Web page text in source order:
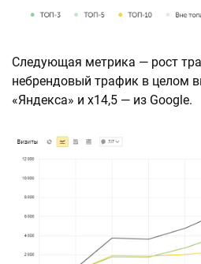
Следующая метрика — рост
небрендовый трафик в целом
«Яндекса» и х14,5 — из Google.